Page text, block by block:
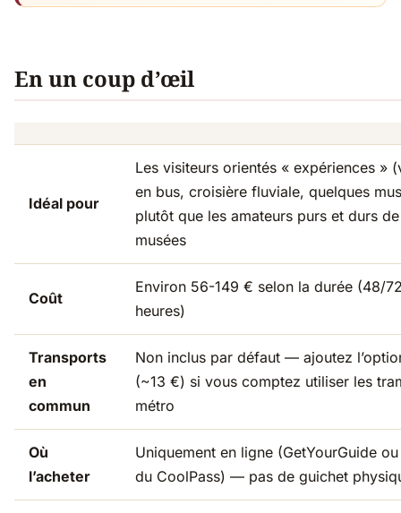
En un coup d’œil
Idéal pour
Les visiteurs orientés « expériences »
en bus, croisière fluviale, quelques
plutôt que les amateurs purs et durs de
musées
Coût
Environ 56-149 € selon la durée (48/
heures)
Transports
en
commun
Non inclus par défaut — ajoutez
(~13 €) si vous comptez utiliser les
métro
Où
l’acheter
Uniquement en ligne (GetYourGuide
du CoolPass) — pas de guichet